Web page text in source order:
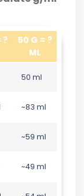
?
50 G = ?
ML
50 ml
~83 ml
~59 ml
~49 ml